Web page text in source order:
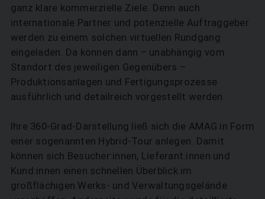
ganz klare kommerzielle Ziele. Denn auch
internationale Partner und potenzielle Auftraggeber
werden zu einem solchen virtuellen Rundgang
eingeladen. Da können dann – unabhängig vom
Standort des jeweiligen Gegenübers –
Produktionsanlagen und Fertigungsprozesse
ausführlich und detailreich vorgestellt werden.
Ihre 360-Grad-Darstellung ließ sich die AMAG in Form
einer sogenannten Hybrid-Tour anlegen. Damit
können sich Be­sucher:innen, Lieferant:innen und
Kund:innen einen schnellen Überblick im
großflächigen Werks- und Verwaltungsgelände